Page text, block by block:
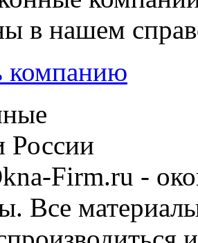
в нашем
компанию
России
Firm.ru -
Все